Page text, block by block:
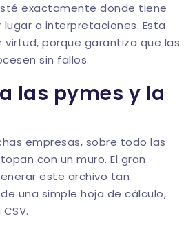
exactamente donde tiene
a interpretaciones. Esta
virtud, porque garantiza que las
sin fallos.
las pymes y la
empresas, sobre todo las
con un muro. El gran
este archivo tan
una simple hoja de cálculo,